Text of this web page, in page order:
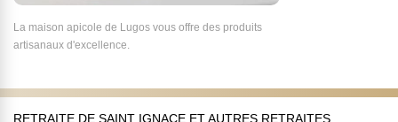
La maison apicole de Lugos vous offre des produits
artisanaux d'excellence.
RETRAITE DE SAINT IGNACE ET AUTRES RETRAITES